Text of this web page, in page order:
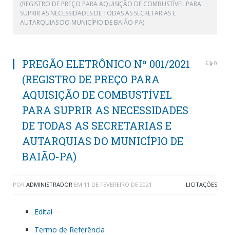
(REGISTRO DE PREÇO PARA AQUISIÇÃO DE COMBUSTÍVEL PARA
SUPRIR AS NECESSIDADES DE TODAS AS SECRETARIAS E
AUTARQUIAS DO MUNICÍPIO DE BAIÃO-PA)
PREGÃO ELETRÔNICO Nº 001/2021
(REGISTRO DE PREÇO PARA
AQUISIÇÃO DE COMBUSTÍVEL
PARA SUPRIR AS NECESSIDADES
DE TODAS AS SECRETARIAS E
AUTARQUIAS DO MUNICÍPIO DE
BAIÃO-PA)
0
POR ADMINISTRADOR EM 11 DE FEVEREIRO DE 2021 LICITAÇÕES
Edital
Termo de Referência